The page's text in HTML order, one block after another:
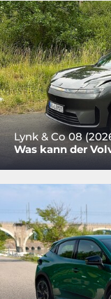
Lynk & Co 08
Was kann der